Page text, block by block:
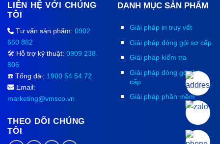
LIÊN HỆ VỚI CHÚNG
TÔI
Tư vấn sản phẩm: 0902
660 882
🛠️ Hỗ trợ kỹ thuật: 0909 238
806
☎️ Tổng đài: 1900 54 54 72
Email:
marketing@vmsco.vn
THEO DÕI CHÚNG
TÔI
DANH MỤC SẢN PHẨM
Giải pháp in truy vết
Giải pháp đóng gói sơ cấp
Giải pháp kiểm tra
Giải pháp đóng gói thứ
cấp
Giải pháp phần mềm